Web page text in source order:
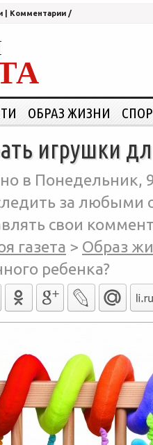
Комментарии /
ОБРАЗ ЖИЗНИ
игрушки
в Понедельник,
за любыми
свои
газета > Образ
ребенка?